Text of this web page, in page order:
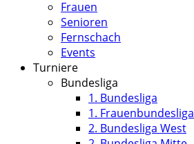
Frauen
Senioren
Fernschach
Events
Turniere
Bundesliga
1. Bundesliga
1. Frauenbundesliga
2. Bundesliga West